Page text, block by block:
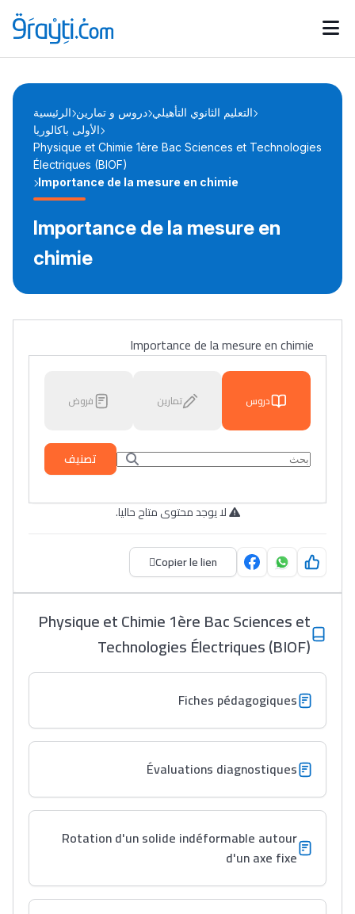
Catégories
d'actualités
Annonces bourses
الرئيسية دروس و تمارين التعليم الثانوي التأهيلي
الأولى باكالوريا
Physique et Chimie 1ère Bac Sciences et Technologies
Électriques (BIOF)
Importance de la mesure en chimie
Importance de la mesure en
chimie
Importance de la mesure en chimie
دروس تمارين فروض
تصنيف
لا يوجد محتوى متاح حاليا.
Copier le lien
Physique et Chimie 1ère Bac Sciences et
Technologies Électriques (BIOF)
Fiches pédagogiques
Évaluations diagnostiques
Rotation d'un solide indéformable autour
d'un axe fixe